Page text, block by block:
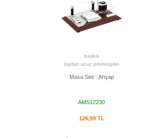
baskılı
toptan ucuz promosyon
Masa Seti - Ahşap
AMS12230
126,99 TL